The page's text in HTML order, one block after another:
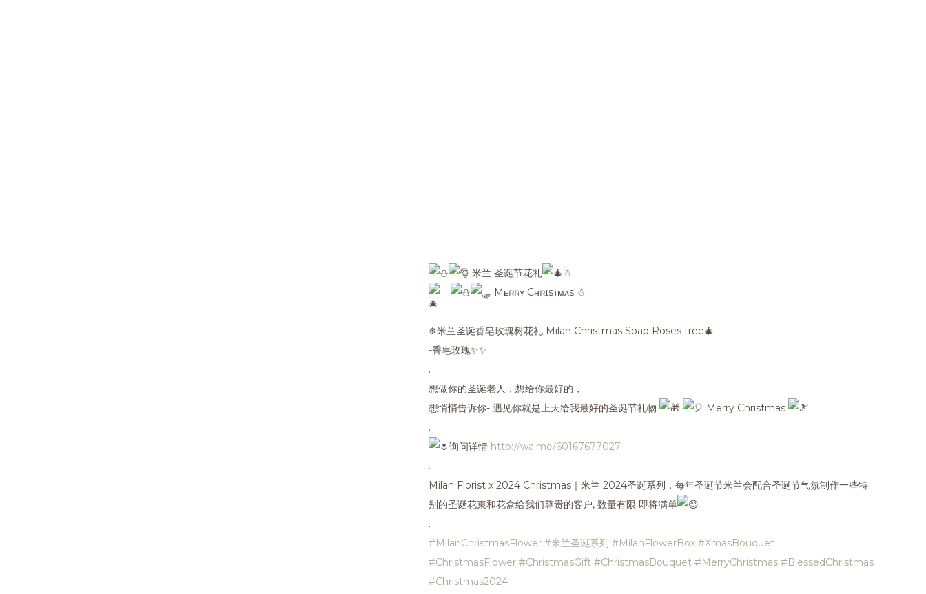
米兰 圣诞节花礼
☃︎
Mᴇʀʀʏ Cʜʀɪsᴛᴍᴀs ☃︎
❄米兰圣诞香皂玫瑰树花礼 Milan Christmas Soap Roses tree🎄
-香皂玫瑰✨✨
.
想做你的圣诞老人，想给你最好的，
想悄悄告诉你- 遇见你就是上天给我最好的圣诞节礼物
Merry Christmas
.
询问详情 http://wa.me/60167677027
.
Milan Florist x 2024 Christmas｜米兰 2024圣诞系列，每年圣诞节米兰会配合圣诞节气氛制作一些特
别的圣诞花束和花盒给我们尊贵的客户, 数量有限 即将满单
.
#MilanChristmasFlower #米兰圣诞系列 #MilanFlowerBox #XmasBouquet
#ChristmasFlower #ChristmasGift #ChristmasBouquet #MerryChristmas #BlessedChristmas
#Christmas2024